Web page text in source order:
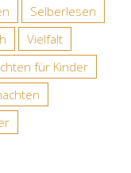
Selberlesen
Vielfalt
für Kinder